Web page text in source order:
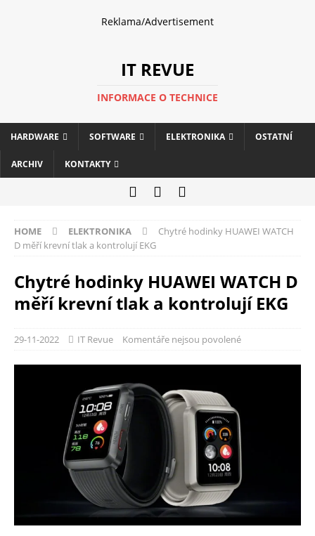
Reklama/Advertisement
IT REVUE
INFORMACE O TECHNICE
HARDWARE SOFTWARE ELEKTRONIKA OSTATNÍ
ARCHIV KONTAKTY
HOME ELEKTRONIKA
Chytré hodinky HUAWEI WATCH
D měří krevní tlak a kontrolují EKG
Chytré hodinky HUAWEI WATCH D
měří krevní tlak a kontrolují EKG
29-11-2022 IT Revue Komentáře nejsou povolené